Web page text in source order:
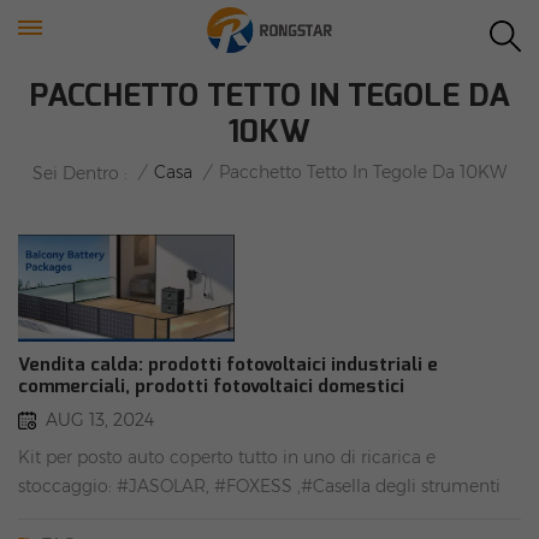
PACCHETTO TETTO IN TEGOLE DA
10KW
Sei Dentro : / Casa / Pacchetto Tetto In Tegole Da 10KW
Vendita calda: prodotti fotovoltaici industriali e
commerciali, prodotti fotovoltaici domestici
AUG 13, 2024
Kit per posto auto coperto tutto in uno di ricarica e
stoccaggio: #JASOLAR, #FOXESS ,#Casella degli strumenti